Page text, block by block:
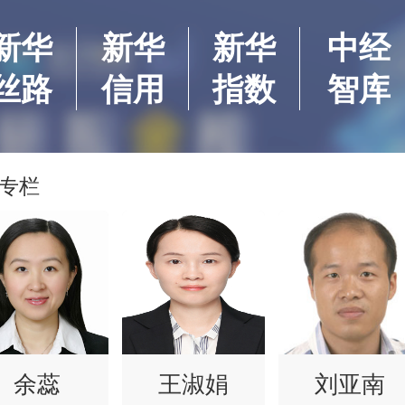
华
路
新华
信用
新华
指数
中经
智库
栏
余蕊 王淑娟 刘亚南